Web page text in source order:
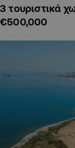
3 τουριστικά
€500,000